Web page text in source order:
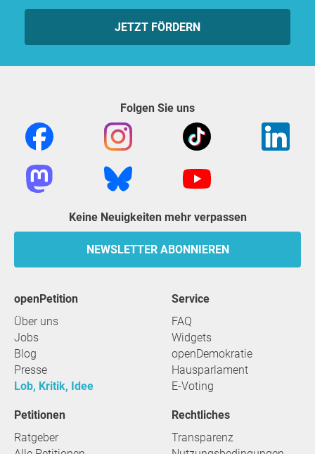
JETZT FÖRDERN
Folgen Sie uns
Keine Neuigkeiten mehr verpassen
NEWSLETTER ABONNIEREN
openPetition
Über uns
Jobs
Blog
Presse
Lob, Kritik, Idee
Service
FAQ
Widgets
openDemokratie
Hausparlament
E-Voting
Petitionen
Ratgeber
Rechtliches
Transparenz